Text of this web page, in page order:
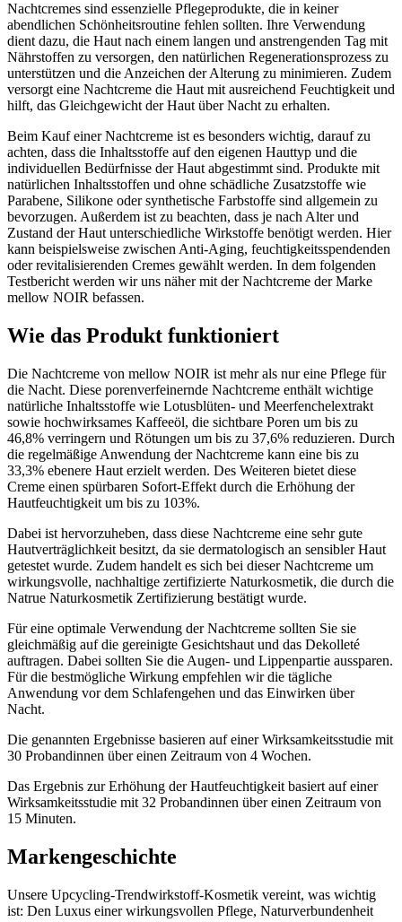
Nachtcremes sind essenzielle Pflegeprodukte, die in keiner
abendlichen Schönheitsroutine fehlen sollten. Ihre Verwendung
dient dazu, die Haut nach einem langen und anstrengenden Tag mit
Nährstoffen zu versorgen, den natürlichen Regenerationsprozess zu
unterstützen und die Anzeichen der Alterung zu minimieren. Zudem
versorgt eine Nachtcreme die Haut mit ausreichend Feuchtigkeit und
hilft, das Gleichgewicht der Haut über Nacht zu erhalten.
Beim Kauf einer Nachtcreme ist es besonders wichtig, darauf zu
achten, dass die Inhaltsstoffe auf den eigenen Hauttyp und die
individuellen Bedürfnisse der Haut abgestimmt sind. Produkte mit
natürlichen Inhaltsstoffen und ohne schädliche Zusatzstoffe wie
Parabene, Silikone oder synthetische Farbstoffe sind allgemein zu
bevorzugen. Außerdem ist zu beachten, dass je nach Alter und
Zustand der Haut unterschiedliche Wirkstoffe benötigt werden. Hier
kann beispielsweise zwischen Anti-Aging, feuchtigkeitsspendenden
oder revitalisierenden Cremes gewählt werden. In dem folgenden
Testbericht werden wir uns näher mit der Nachtcreme der Marke
mellow NOIR befassen.
Wie das Produkt funktioniert
Die Nachtcreme von mellow NOIR ist mehr als nur eine Pflege für
die Nacht. Diese porenverfeinernde Nachtcreme enthält wichtige
natürliche Inhaltsstoffe wie Lotusblüten- und Meerfenchelextrakt
sowie hochwirksames Kaffeeöl, die sichtbare Poren um bis zu
46,8% verringern und Rötungen um bis zu 37,6% reduzieren. Durch
die regelmäßige Anwendung der Nachtcreme kann eine bis zu
33,3% ebenere Haut erzielt werden. Des Weiteren bietet diese
Creme einen spürbaren Sofort-Effekt durch die Erhöhung der
Hautfeuchtigkeit um bis zu 103%.
Dabei ist hervorzuheben, dass diese Nachtcreme eine sehr gute
Hautverträglichkeit besitzt, da sie dermatologisch an sensibler Haut
getestet wurde. Zudem handelt es sich bei dieser Nachtcreme um
wirkungsvolle, nachhaltige zertifizierte Naturkosmetik, die durch die
Natrue Naturkosmetik Zertifizierung bestätigt wurde.
Für eine optimale Verwendung der Nachtcreme sollten Sie sie
gleichmäßig auf die gereinigte Gesichtshaut und das Dekolleté
auftragen. Dabei sollten Sie die Augen- und Lippenpartie aussparen.
Für die bestmögliche Wirkung empfehlen wir die tägliche
Anwendung vor dem Schlafengehen und das Einwirken über
Nacht.
Die genannten Ergebnisse basieren auf einer Wirksamkeitsstudie mit
30 Probandinnen über einen Zeitraum von 4 Wochen.
Das Ergebnis zur Erhöhung der Hautfeuchtigkeit basiert auf einer
Wirksamkeitsstudie mit 32 Probandinnen über einen Zeitraum von
15 Minuten.
Markengeschichte
Unsere Upcycling-Trendwirkstoff-Kosmetik vereint, was wichtig
ist: Den Luxus einer wirkungsvollen Pflege, Naturverbundenheit